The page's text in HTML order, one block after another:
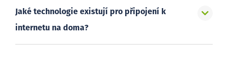
Jaké technologie existují pro připojení k
internetu na doma?